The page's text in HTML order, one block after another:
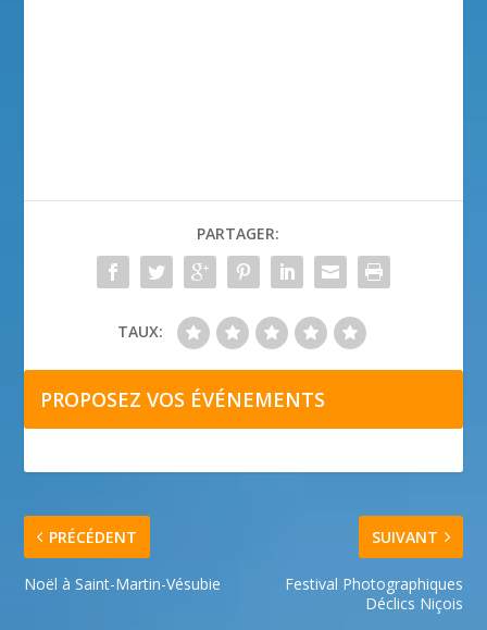
PARTAGER:
TAUX:
PROPOSEZ VOS ÉVÉNEMENTS
PRÉCÉDENT
Noël à Saint-Martin-Vésubie
SUIVANT
Festival Photographiques
Déclics Niçois